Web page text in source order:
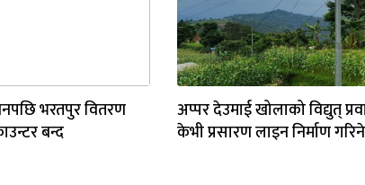
भरतपुर वितरण
बन्द
अप्पर देउमाई खोलाको विद्युत्
केभी प्रसारण लाइन निर्माण गरिने